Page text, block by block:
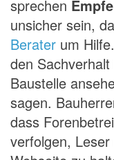
sprechen
unsicher sein,
Berater um
den
Baustelle
sagen.
dass
verfolgen,